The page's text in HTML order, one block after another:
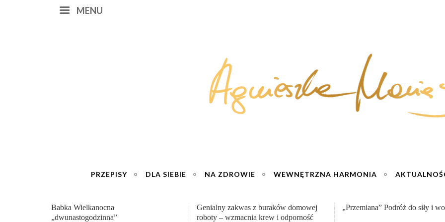
MENU
PRZEPISY DLA SIEBIE NA ZDROWIE WEWNĘTRZNA HARMONIA
Genialny zakwas z buraków domowej
roboty – wzmacnia krew i odporność
„Przemiana” Podróż do siły i wolności :)
Sernik truskawkowy na zimno –